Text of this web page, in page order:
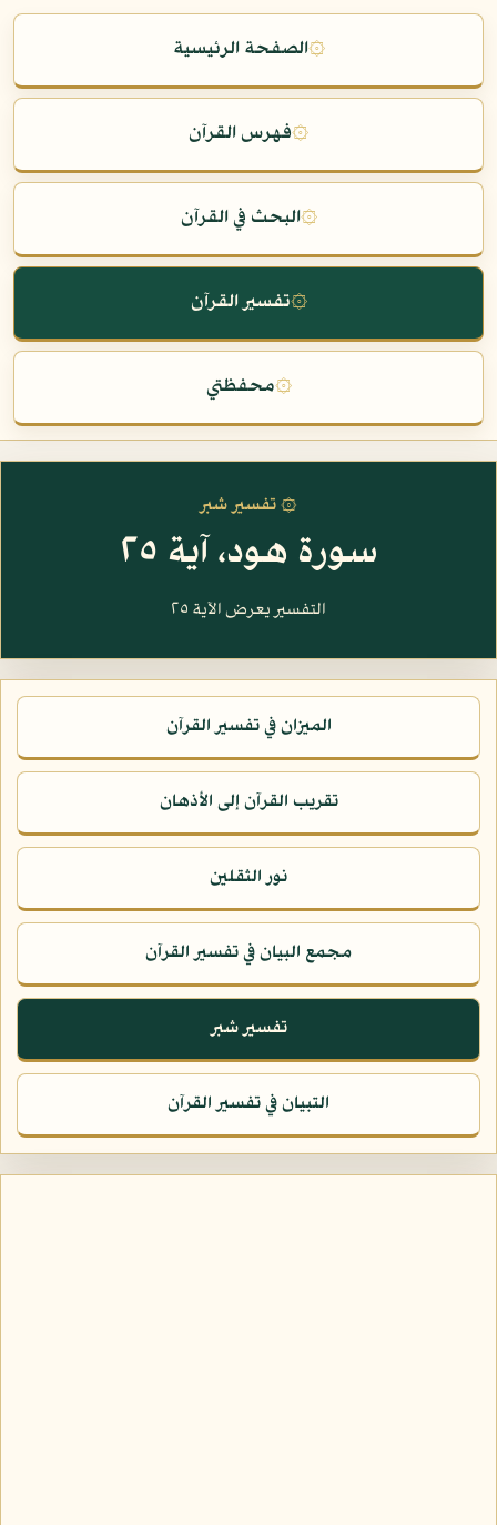
۞الصفحة الرئيسية
۞فهرس القرآن
۞البحث في القرآن
۞تفسير القرآن
۞محفظتي
۞ تفسير شبر
سورة هود، آية ٢٥
التفسير يعرض الآية ٢٥
الميزان في تفسير القرآن
تقريب القرآن إلى الأذهان
نور الثقلين
مجمع البيان في تفسير القرآن
تفسير شبر
التبيان في تفسير القرآن